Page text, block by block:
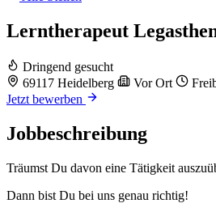
Lerntherapeut
Dringend gesucht
69117 Heidelberg
Vor Ort
Jetzt bewerben
Jobbeschreibung
Träumst Du davon eine Tätigkeit
Dann bist Du bei uns genau richtig!